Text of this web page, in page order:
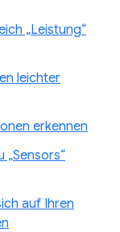
„Leistung“
leichter
erkennen
auf Ihren